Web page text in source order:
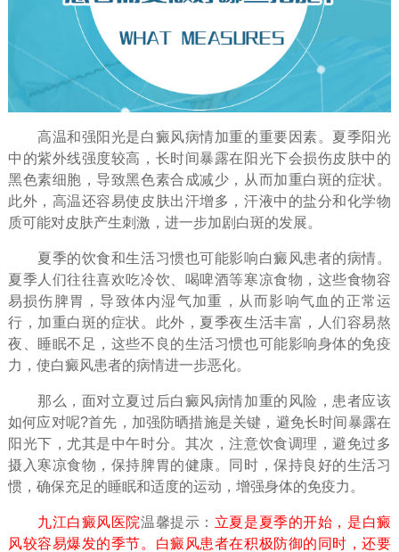
高温和强阳光是白癜风病情加重的重要因素。夏季阳光
中的紫外线强度较高，长时间暴露在阳光下会损伤皮肤中的
黑色素细胞，导致黑色素合成减少，从而加重白斑的症状。
此外，高温还容易使皮肤出汗增多，汗液中的盐分和化学物
质可能对皮肤产生刺激，进一步加剧白斑的发展。
夏季的饮食和生活习惯也可能影响白癜风患者的病情。
夏季人们往往喜欢吃冷饮、喝啤酒等寒凉食物，这些食物容
易损伤脾胃，导致体内湿气加重，从而影响气血的正常运
行，加重白斑的症状。此外，夏季夜生活丰富，人们容易熬
夜、睡眠不足，这些不良的生活习惯也可能影响身体的免疫
力，使白癜风患者的病情进一步恶化。
那么，面对立夏过后白癜风病情加重的风险，患者应该
如何应对呢?首先，加强防晒措施是关键，避免长时间暴露在
阳光下，尤其是中午时分。其次，注意饮食调理，避免过多
摄入寒凉食物，保持脾胃的健康。同时，保持良好的生活习
惯，确保充足的睡眠和适度的运动，增强身体的免疫力。
九江白癜风医院温馨提示： 立夏是夏季的开始，是白癜
风较容易爆发的季节。白癜风患者在积极防御的同时，还要